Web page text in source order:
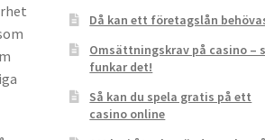
Då kan ett företagslån
Omsättningskrav på casino –
funkar det!
Så kan du spela gratis på ett
casino online